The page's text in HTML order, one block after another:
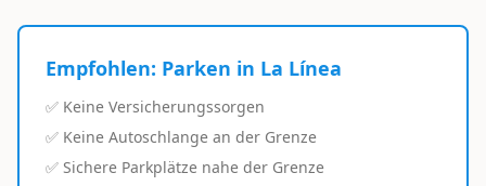
Empfohlen: Parken in La Línea
✅ Keine Versicherungssorgen
✅ Keine Autoschlange an der Grenze
✅ Sichere Parkplätze nahe der Grenze